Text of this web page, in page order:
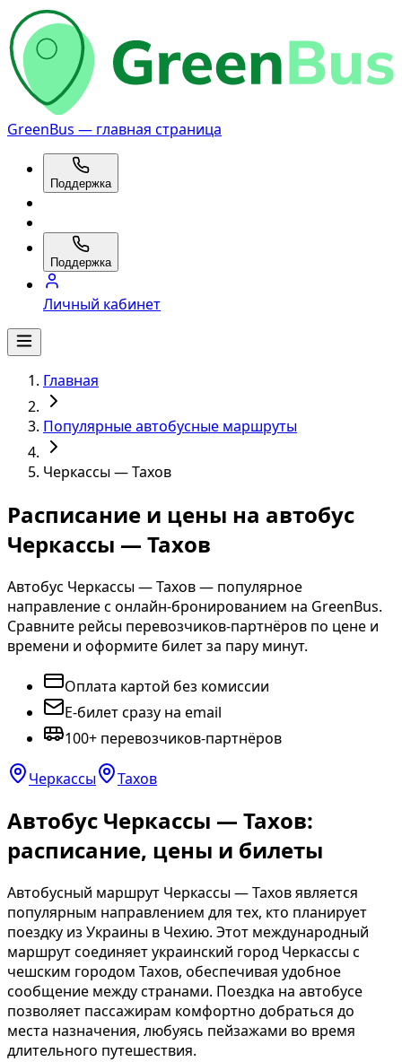
GreenBus — главная страница
Поддержка
Поддержка
Личный кабинет
Главная
Популярные автобусные маршруты
Черкассы — Тахов
Расписание и цены на автобус
Черкассы — Тахов
Автобус Черкассы — Тахов — популярное
направление с онлайн-бронированием на GreenBus.
Сравните рейсы перевозчиков-партнёров по цене и
времени и оформите билет за пару минут.
Оплата картой без комиссии
E-билет сразу на email
100+ перевозчиков-партнёров
Черкассы Тахов
Автобус Черкассы — Тахов:
расписание, цены и билеты
Автобусный маршрут Черкассы — Тахов является
популярным направлением для тех, кто планирует
поездку из Украины в Чехию. Этот международный
маршрут соединяет украинский город Черкассы с
чешским городом Тахов, обеспечивая удобное
сообщение между странами. Поездка на автобусе
позволяет пассажирам комфортно добраться до
места назначения, любуясь пейзажами во время
длительного путешествия.